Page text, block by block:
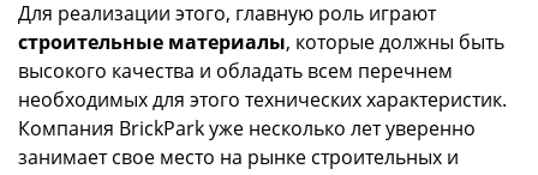
Для реализации этого, главную роль играют
строительные материалы, которые должны быть
высокого качества и обладать всем перечнем
необходимых для этого технических характеристик.
Компания BrickPark уже несколько лет уверенно
занимает свое место на рынке строительных и